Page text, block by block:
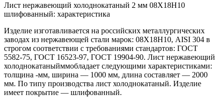
Лист нержавеющий холоднокатаный 2 мм 08Х18Н10
шлифованный: характеристика
Изделие изготавливается на российских металлургических
заводах из нержавеющей стали марок: 08Х18Н10, AISI 304 в
строгом соответствии с требованиями стандартов: ГОСТ
5582-75, ГОСТ 16523-97, ГОСТ 19904-90. Лист нержавеющий
холоднокатаныйммобладает следующими характеристиками:
толщина -мм, ширина — 1000 мм, длина составляет — 2000
мм. По типу производства лист холоднокатаный. Изделие
имеет покрытие — шлифованный.